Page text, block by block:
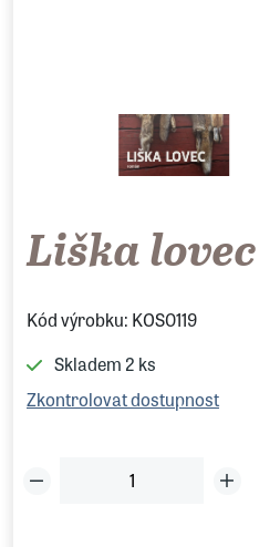
Liška lovec
Kód výrobku: KOS0119
Skladem 2 ks
Zkontrolovat dostupnost